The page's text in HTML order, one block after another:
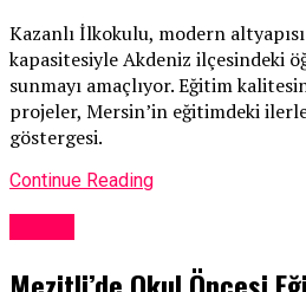
Kazanlı İlkokulu, modern
kapasitesiyle Akdeniz ilçesindeki
sunmayı amaçlıyor. Eğitim
projeler, Mersin’in eğitimdeki
göstergesi.
Continue Reading